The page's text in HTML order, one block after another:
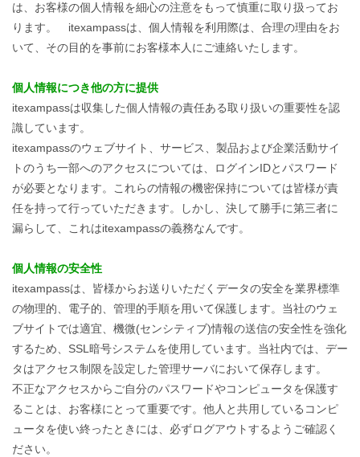
は、お客様の個人情報を細心の注意をもって慎重に取り扱ってお
ります。 itexampassは、個人情報を利用際は、合理の理由をお
いて、その目的を事前にお客様本人にご連絡いたします。
個人情報につき他の方に提供
itexampassは収集した個人情報の責任ある取り扱いの重要性を認
識しています。
itexampassのウェブサイト、サービス、製品および企業活動サイ
トのうち一部へのアクセスについては、ログインIDとパスワード
が必要となります。これらの情報の機密保持については皆様が責
任を持って行っていただきます。しかし、決して勝手に第三者に
漏らして、これはitexampassの義務なんです。
個人情報の安全性
itexampassは、皆様からお送りいただくデータの安全を業界標準
の物理的、電子的、管理的手順を用いて保護します。当社のウェ
ブサイトでは適宜、機微(センシティブ)情報の送信の安全性を強化
するため、SSL暗号システムを使用しています。当社内では、デー
タはアクセス制限を設定した管理サーバにおいて保存します。
不正なアクセスからご自分のパスワードやコンピュータを保護す
ることは、お客様にとって重要です。他人と共用しているコンピ
ュータを使い終ったときには、必ずログアウトするようご確認く
ださい。